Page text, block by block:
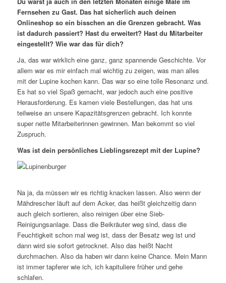
Fernsehen zu Gast. Das hat sicherlich auch deinen
Onlineshop so ein bisschen an die Grenzen gebracht. Was
ist dadurch passiert? Hast du erweitert? Hast du Mitarbeiter
eingestellt? Wie war das für dich?
Ja, das war wirklich eine ganz, ganz spannende Geschichte. Vor
allem war es mir einfach mal wichtig zu zeigen, was man alles
mit der Lupine kochen kann. Das war so eine tolle Resonanz und.
Es hat so viel Spaß gemacht, war jedoch auch eine positive
Herausforderung. Es kamen viele Bestellungen, das hat uns
teilweise an unsere Kapazitätsgrenzen gebracht. Ich konnte
super nette Mitarbeiterinnen gewinnen. Man bekommt so viel
Zuspruch.
Was ist dein persönliches Lieblingsrezept mit der Lupine?
Na ja, da müssen wir es richtig knacken lassen. Also wenn der
Mähdrescher läuft auf dem Acker, das heißt gleichzeitig dann
auch gleich sortieren, also reinigen über eine Sieb-
Reinigungsanlage. Dass die Beikräuter weg sind, dass die
Feuchtigkeit schon mal weg ist, dass der Besatz weg ist und
dann wird sie sofort getrocknet. Also das heißt Nacht
durchmachen. Also da haben wir dann keine Chance. Mein Mann
ist immer tapferer wie ich, ich kapituliere früher und gehe
schlafen.